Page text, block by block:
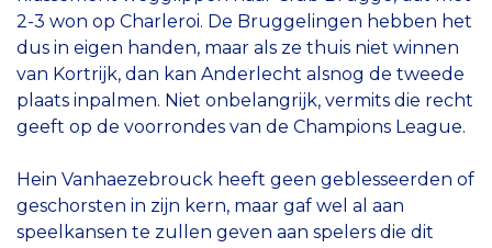
2-3 won op Charleroi. De Bruggelingen hebben het
dus in eigen handen, maar als ze thuis niet winnen
van Kortrijk, dan kan Anderlecht alsnog de tweede
plaats inpalmen. Niet onbelangrijk, vermits die recht
geeft op de voorrondes van de Champions League.
Hein Vanhaezebrouck heeft geen geblesseerden of
geschorsten in zijn kern, maar gaf wel al aan
speelkansen te zullen geven aan spelers die dit